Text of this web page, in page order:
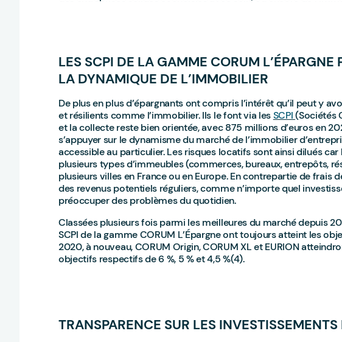
LES SCPI DE LA GAMME CORUM L’ÉPARGNE
LA DYNAMIQUE DE L’IMMOBILIER
De plus en plus d’épargnants ont compris l’intérêt qu’il peut y
et résilients comme l’immobilier. Ils le font via lesSCPI(Sociétés
et la collecte reste bien orientée, avec 875 millions d’euros en
s’appuyer sur le dynamisme du marché de l’immobilier
accessible au particulier. Les risques locatifs sont ainsi dilués car
plusieurs types d’immeubles (commerces, bureaux, entrepôts,
plusieurs villes en France ou en Europe. En contrepartie de frais
des revenus potentiels réguliers, comme n’importe quel
préoccuper des problèmes du quotidien.
Classées plusieurs fois parmi les meilleures du marché depuis
SCPI de la gamme CORUM L’Épargne ont toujours atteint les
2020, à nouveau, CORUM Origin, CORUM XL et EURION
objectifs respectifs de 6 %, 5 % et 4,5 %(4).
TRANSPARENCE SUR LES INVESTISSEMENTS